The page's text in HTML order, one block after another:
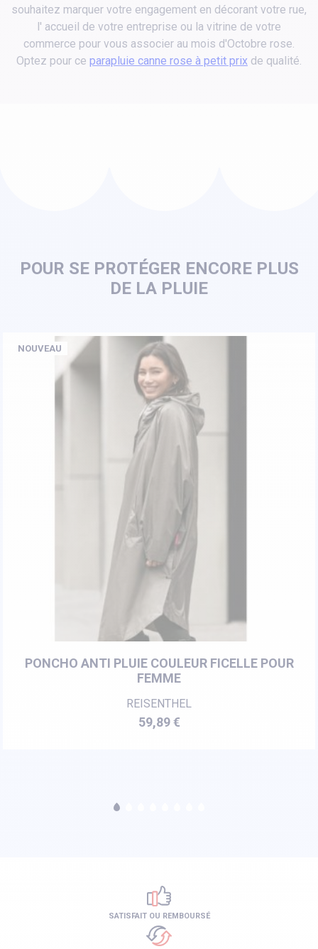
souhaitez marquer votre engagement en décorant votre rue,
l' accueil de votre entreprise ou la vitrine de votre
commerce pour vous associer au mois d'Octobre rose.
Optez pour ce parapluie canne rose à petit prix de qualité.
POUR SE PROTÉGER ENCORE PLUS
DE LA PLUIE
PONCHO ANTI PLUIE COULEUR FICELLE POUR
FEMME
REISENTHEL
Prix
59,89 €
NOUVEAU
SATISFAIT OU REMBOURSÉ